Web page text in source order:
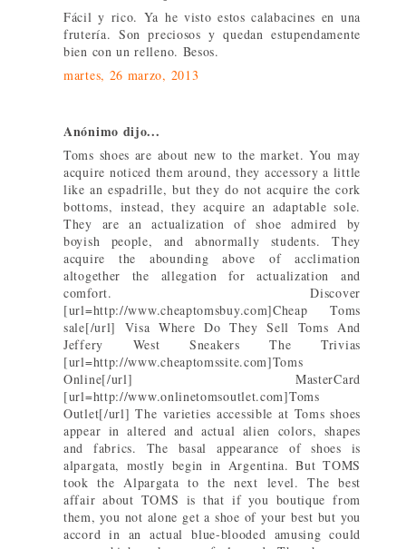
Fácil y rico. Ya he visto estos calabacines en una
frutería. Son preciosos y quedan estupendamente
bien con un relleno. Besos.
martes, 26 marzo, 2013
Anónimo dijo...
Toms shoes are about new to the market. You may
acquire noticed them around, they accessory a little
like an espadrille, but they do not acquire the cork
bottoms, instead, they acquire an adaptable sole.
They are an actualization of shoe admired by
boyish people, and abnormally students. They
acquire the abounding above of acclimation
altogether the allegation for actualization and
comfort. Discover
[url=http://www.cheaptomsbuy.com]Cheap Toms
sale[/url] Visa Where Do They Sell Toms And
Jeffery West Sneakers The Trivias
[url=http://www.cheaptomssite.com]Toms
Online[/url] MasterCard
[url=http://www.onlinetomsoutlet.com]Toms
Outlet[/url] The varieties accessible at Toms shoes
appear in altered and actual alien colors, shapes
and fabrics. The basal appearance of shoes is
alpargata, mostly begin in Argentina. But TOMS
took the Alpargata to the next level. The best
affair about TOMS is that if you boutique from
them, you not alone get a shoe of your best but you
accord in an actual blue-blooded amusing could